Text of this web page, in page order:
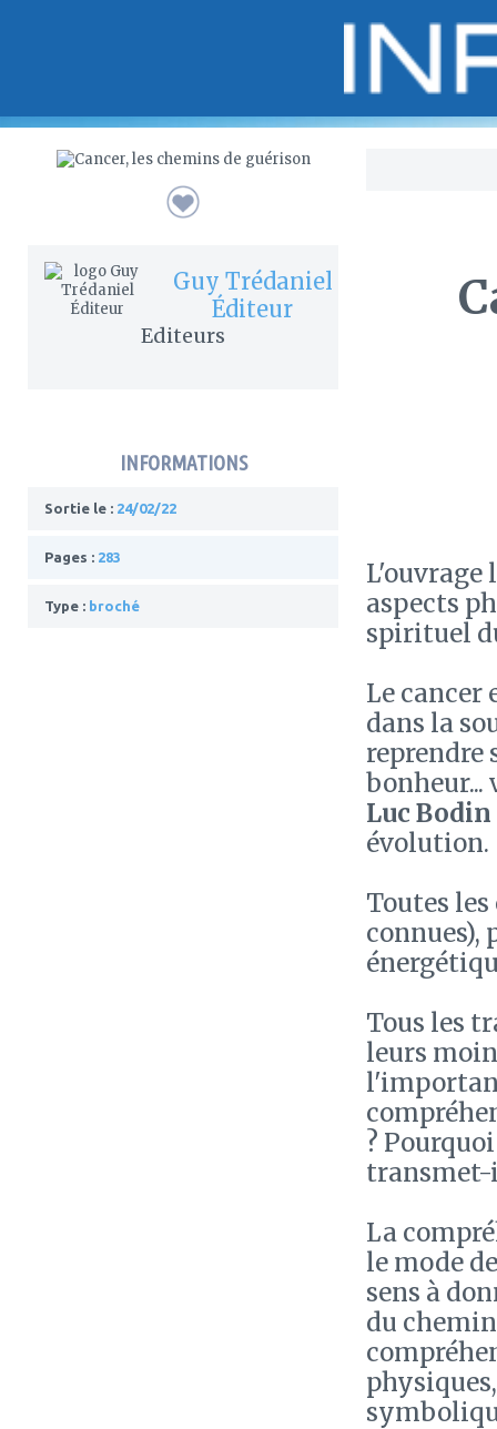
Guy Trédaniel
Éditeur
Editeurs
INFORMATIONS
Sortie le : 24/02/22
Pages : 283
Type : broché
L'ouvrage
aspects
spirituel
Le cancer
dans la
reprendre
bonheur...
Luc Bodin
évolution.
Toutes
connues),
Tous les
leurs
?
transmet-
La
le mode
sens à
du